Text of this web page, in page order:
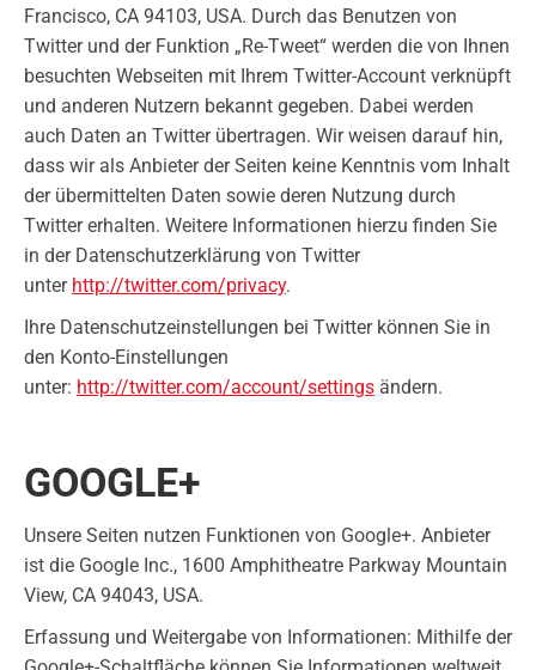
Francisco, CA 94103, USA. Durch das Benutzen von
Twitter und der Funktion „Re-Tweet“ werden die von Ihnen
besuchten Webseiten mit Ihrem Twitter-Account verknüpft
und anderen Nutzern bekannt gegeben. Dabei werden
auch Daten an Twitter übertragen. Wir weisen darauf hin,
dass wir als Anbieter der Seiten keine Kenntnis vom Inhalt
der übermittelten Daten sowie deren Nutzung durch
Twitter erhalten. Weitere Informationen hierzu finden Sie
in der Datenschutzerklärung von Twitter
unter http://twitter.com/privacy.
Ihre Datenschutzeinstellungen bei Twitter können Sie in
den Konto-Einstellungen
unter: http://twitter.com/account/settings ändern.
GOOGLE+
Unsere Seiten nutzen Funktionen von Google+. Anbieter
ist die Google Inc., 1600 Amphitheatre Parkway Mountain
View, CA 94043, USA.
Erfassung und Weitergabe von Informationen: Mithilfe der